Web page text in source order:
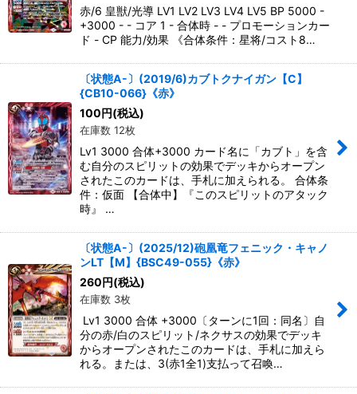
赤/6 皇獣/光導 LV1 LV2 LV3 LV4 LV5 BP 5000 -
+3000 - - コア 1 - 合体時 - - プロモーションカー
ド - CP 能力/効果 《合体条件：星将/コスト8…
〔状態A-〕(2019/6)カブトクナイガン【C】
{CB10-066}《赤》
100 円(税込)
在庫数 12枚
Lv1 3000 合体+3000 カード名に「カブト」を含
む自分のスピリットの効果でデッキからオープン
されたこのカードは、手札に加えられる。 合体条
件：仮面 【合体中】『このスピリットのアタック
時』 …
〔状態A-〕(2025/12)砲凰竜フェニック・キャノ
ンLT【M】{BSC49-055}《赤》
260 円(税込)
在庫数 3枚
Lv1 3000 合体 +3000〔ターンに1回：同名〕自
分の赤/白のスピリット/ネクサスの効果でデッキ
からオープンされたこのカードは、手札に加えら
れる。または、3(赤1全1)支払って召喚…